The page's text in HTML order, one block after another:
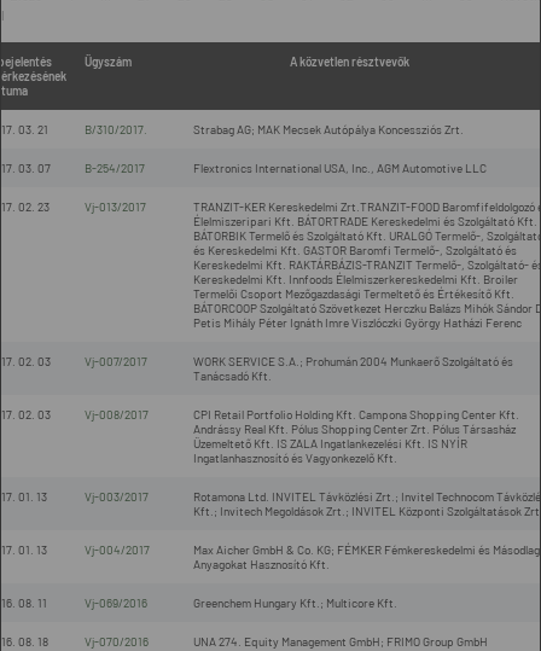
Ügyszám A közvetlen résztvevők
03. 21 B/310/2017. Strabag AG; MAK Mecsek Autópálya Koncessziós Zrt.
03. 07 B-254/2017 Flextronics International USA, Inc., AGM Automotive LLC
02. 23 Vj-013/2017
TRANZIT-KER Kereskedelmi Zrt.TRANZIT-FOOD Baromfifeldolgozó
Élelmiszeripari Kft. BÁTORTRADE Kereskedelmi és Szolgáltató Kft.
BÁTORBIK Termelő és Szolgáltató Kft. URALGÓ Termelő-,
és Kereskedelmi Kft. GASTOR Baromfi Termelő-, Szolgáltató és
Kereskedelmi Kft. RAKTÁRBÁZIS-TRANZIT Termelő-, Szolgáltató-
Kereskedelmi Kft. Innfoods Élelmiszerkereskedelmi Kft. Broiler
Termelői Csoport Mezőgazdasági Termeltető és Értékesítő Kft.
BÁTORCOOP Szolgáltató Szövetkezet Herczku Balázs Mihók Sándor
Petis Mihály Péter Ignáth Imre Viszlóczki György Hatházi Ferenc
02. 03 Vj-007/2017
WORK SERVICE S.A.; Prohumán 2004 Munkaerő Szolgáltató és
Tanácsadó Kft.
02. 03 Vj-008/2017
CPI Retail Portfolio Holding Kft. Campona Shopping Center Kft.
Andrássy Real Kft. Pólus Shopping Center Zrt. Pólus Társasház
Üzemeltető Kft. IS ZALA Ingatlankezelési Kft. IS NYÍR
Ingatlanhasznosító és Vagyonkezelő Kft.
01. 13 Vj-003/2017
Rotamona Ltd. INVITEL Távközlési Zrt.; Invitel Technocom
Kft.; Invitech Megoldások Zrt.; INVITEL Központi Szolgáltatások
01. 13 Vj-004/2017
Max Aicher GmbH & Co. KG; FÉMKER Fémkereskedelmi és
Anyagokat Hasznosító Kft.
08. 11 Vj-069/2016 Greenchem Hungary Kft.; Multicore Kft.
08. 18 Vj-070/2016 UNA 274. Equity Management GmbH; FRIMO Group GmbH